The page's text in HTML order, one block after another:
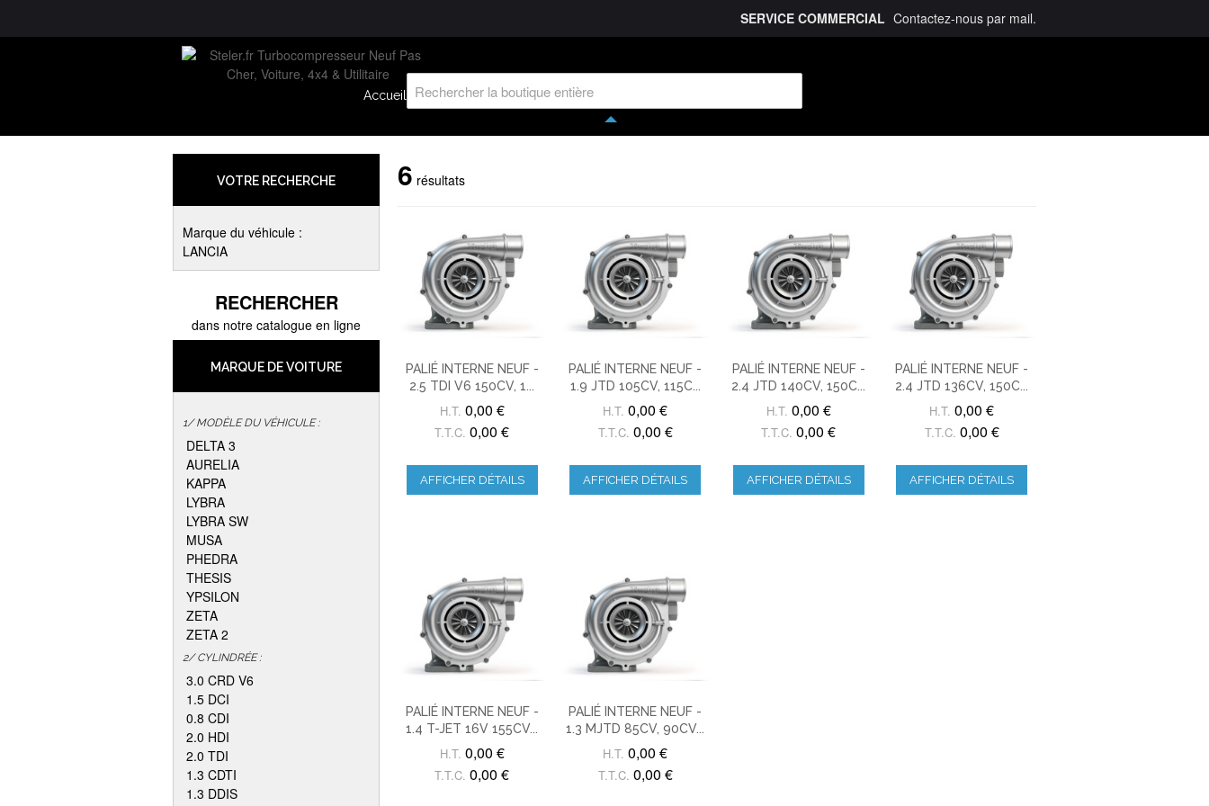
SERVICE COMMERCIAL Contactez-nous par mail.
Accueil L'entreprise Savoir-faire
6 résultats
PALIÉ INTERNE NEUF -
2.5 TDI V6 150CV, 1...
H.T. 0,00 €
T.T.C. 0,00 €
AFFICHER DÉTAILS
PALIÉ INTERNE NEUF -
1.9 JTD 105CV, 115C...
H.T. 0,00 €
T.T.C. 0,00 €
AFFICHER DÉTAILS
PALIÉ INTERNE NEUF -
2.4 JTD 140CV, 150C...
H.T. 0,00 €
T.T.C. 0,00 €
AFFICHER DÉTAILS
PALIÉ INTERNE NEUF -
2.4 JTD 136CV, 150C...
H.T. 0,00 €
T.T.C. 0,00 €
AFFICHER DÉTAILS
PALIÉ INTERNE NEUF -
1.4 T-JET 16V 155CV...
H.T. 0,00 €
T.T.C. 0,00 €
PALIÉ INTERNE NEUF -
1.3 MJTD 85CV, 90CV...
H.T. 0,00 €
T.T.C. 0,00 €
VOTRE RECHERCHE
Marque du véhicule :
LANCIA
RECHERCHER
dans notre catalogue en ligne
MARQUE DE VOITURE
1/ MODÈLE DU VÉHICULE :
DELTA 3
AURELIA
KAPPA
LYBRA
LYBRA SW
MUSA
PHEDRA
THESIS
YPSILON
ZETA
ZETA 2
2/ CYLINDRÉE :
3.0 CRD V6
1.5 DCI
0.8 CDI
2.0 HDI
2.0 TDI
1.3 CDTI
1.3 DDIS